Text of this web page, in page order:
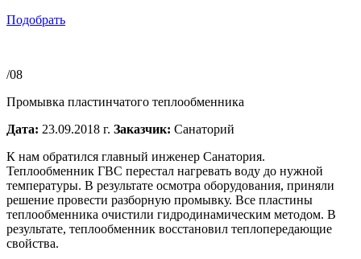
Подобрать
/08
Промывка пластинчатого теплообменника
Дата: 23.09.2018 г. Заказчик: Санаторий
К нам обратился главный инженер Санатория.
Теплообменник ГВС перестал нагревать воду до нужной
температуры. В результате осмотра оборудования, приняли
решение провести разборную промывку. Все пластины
теплообменника очистили гидродинамическим методом. В
результате, теплообменник восстановил теплопередающие
свойства.